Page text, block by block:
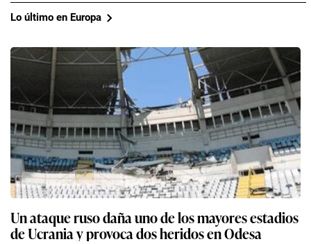
Lo último en Europa
Un ataque ruso daña uno de los mayores estadios
de Ucrania y provoca dos heridos en Odesa